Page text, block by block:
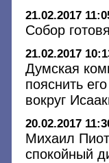
21.02.2017
Собор
21.02.2017
Думская
пояснить
вокруг
20.02.2017
Михаил
спокойный